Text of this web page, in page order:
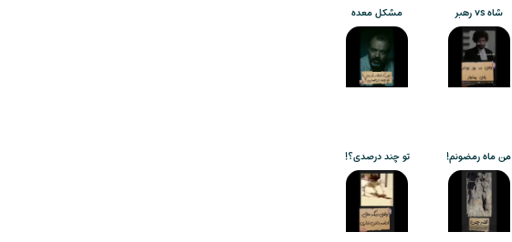
شاه vs رهبر مشکل معده
من ماه رمضونم! تو چند درصدی؟!